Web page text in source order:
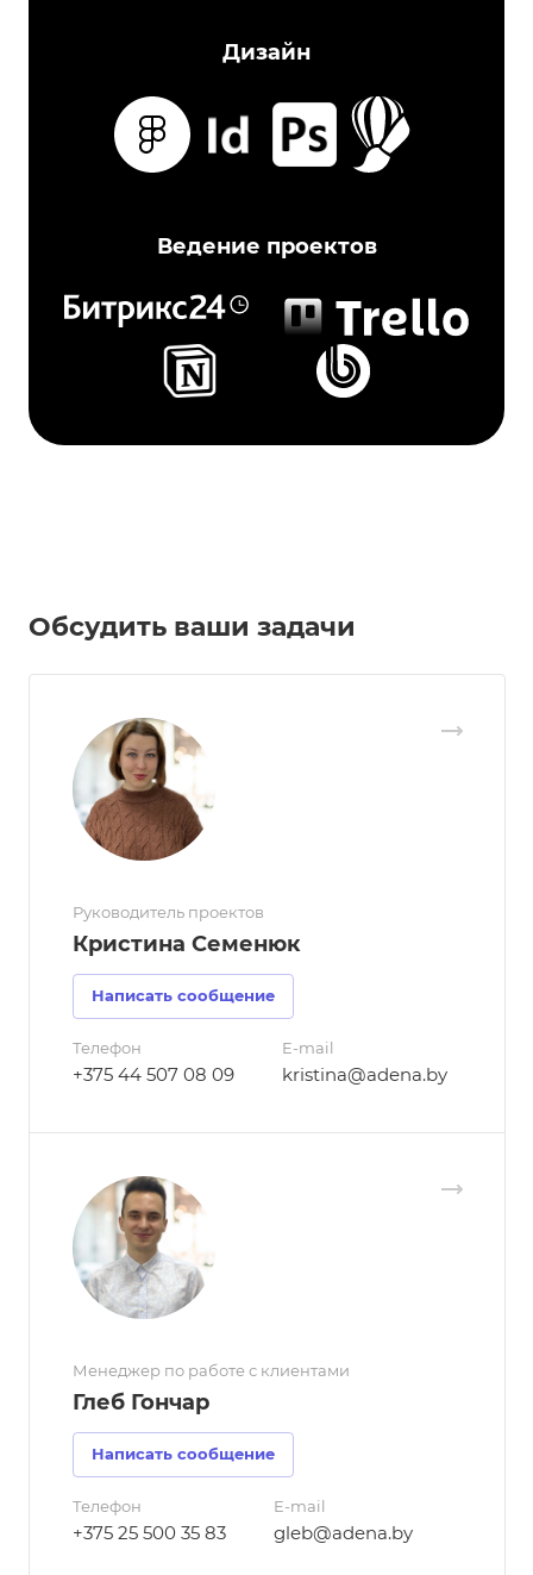
Дизайн
Ведение проектов
Обсудить ваши задачи
Руководитель проектов
Кристина Семенюк
Написать сообщение
Телефон
+375 44 507 08 09
E-mail
kristina@adena.by
Менеджер по работе с клиентами
Глеб Гончар
Написать сообщение
Телефон
+375 25 500 35 83
E-mail
gleb@adena.by